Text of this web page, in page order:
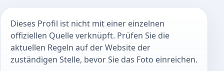
Dieses Profil ist nicht mit einer einzelnen
offiziellen Quelle verknüpft. Prüfen Sie die
aktuellen Regeln auf der Website der
zuständigen Stelle, bevor Sie das Foto einreichen.